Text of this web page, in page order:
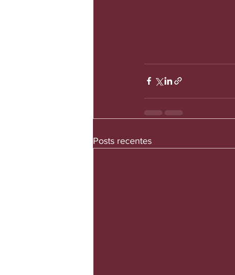
Posts recentes